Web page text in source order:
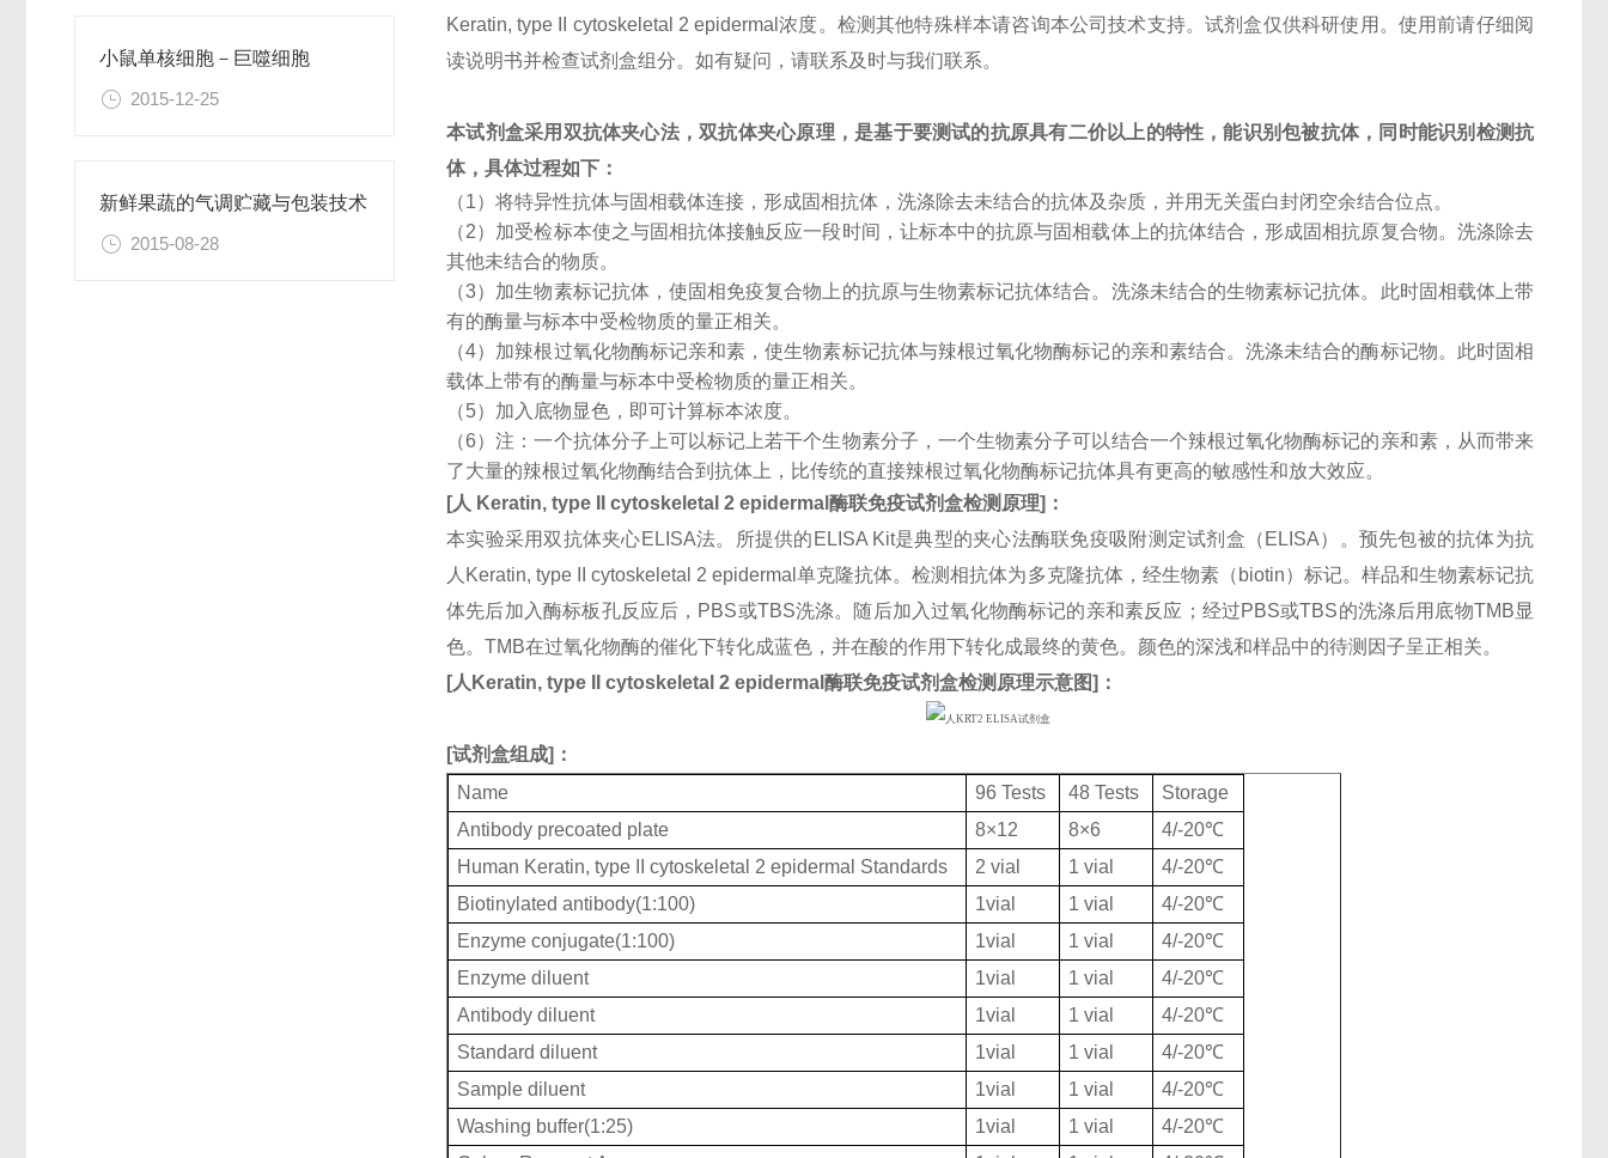
小鼠单核细胞－巨噬细胞
2015-12-25
新鲜果蔬的气调贮藏与包装技术
2015-08-28
Keratin, type II cytoskeletal 2 epidermal浓度。检测其他特殊样本请咨询本公司技术支持。试剂盒仅供科研使用。使用前请仔细阅
读说明书并检查试剂盒组分。如有疑问，请联系及时与我们联系。
本试剂盒采用双抗体夹心法，双抗体夹心原理，是基于要测试的抗原具有二价以上的特性，能识别包被抗体，同时能识别检测抗
体，具体过程如下：
（1）将特异性抗体与固相载体连接，形成固相抗体，洗涤除去未结合的抗体及杂质，并用无关蛋白封闭空余结合位点。
（2）加受检标本使之与固相抗体接触反应一段时间，让标本中的抗原与固相载体上的抗体结合，形成固相抗原复合物。洗涤除去
其他未结合的物质。
（3）加生物素标记抗体，使固相免疫复合物上的抗原与生物素标记抗体结合。洗涤未结合的生物素标记抗体。此时固相载体上带
有的酶量与标本中受检物质的量正相关。
（4）加辣根过氧化物酶标记亲和素，使生物素标记抗体与辣根过氧化物酶标记的亲和素结合。洗涤未结合的酶标记物。此时固相
载体上带有的酶量与标本中受检物质的量正相关。
（5）加入底物显色，即可计算标本浓度。
（6）注：一个抗体分子上可以标记上若干个生物素分子，一个生物素分子可以结合一个辣根过氧化物酶标记的亲和素，从而带来
了大量的辣根过氧化物酶结合到抗体上，比传统的直接辣根过氧化物酶标记抗体具有更高的敏感性和放大效应。
[人 Keratin, type II cytoskeletal 2 epidermal酶联免疫试剂盒检测原理] ：
本实验采用双抗体夹心ELISA法。所提供的ELISA Kit是典型的夹心法酶联免疫吸附测定试剂盒（ELISA）。预先包被的抗体为抗
人Keratin, type II cytoskeletal 2 epidermal单克隆抗体。检测相抗体为多克隆抗体，经生物素（biotin）标记。样品和生物素标记抗
体先后加入酶标板孔反应后，PBS或TBS洗涤。随后加入过氧化物酶标记的亲和素反应；经过PBS或TBS的洗涤后用底物TMB显
色。TMB在过氧化物酶的催化下转化成蓝色，并在酸的作用下转化成最终的黄色。颜色的深浅和样品中的待测因子呈正相关。
[人 Keratin, type II cytoskeletal 2 epidermal酶联免疫试剂盒检测原理示意图] ：
[试剂盒组成]：
Name
96 Tests 48 Tests
Storage
Antibody precoated plate
8×12 8×6
4/-20℃
Human Keratin, type II cytoskeletal 2 epidermal Standards
2 vial 1 vial
4/-20℃
Biotinylated antibody(1:100)
1vial 1 vial
4/-20℃
Enzyme conjugate(1:100)
1vial 1 vial
4/-20℃
Enzyme diluent
1vial 1 vial
4/-20℃
Antibody diluent
1vial 1 vial
4/-20℃
Standard diluent
1vial 1 vial
4/-20℃
Sample diluent
1vial 1 vial
4/-20℃
Washing buffer(1:25)
1vial 1 vial
4/-20℃